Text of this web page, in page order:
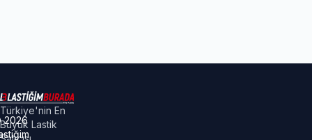
Türkiye'nin En
Büyük Lastik
2026